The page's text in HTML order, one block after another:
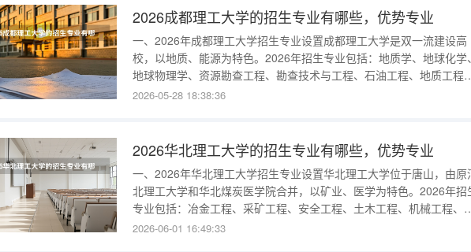
2026成都理工大学的招生专业有哪些，优势专业
一、2026年成都理工大学招生专业设置成都理工大学是双一流建设高
校，以地质、能源为特色。2026年招生专业包括：地质学、地球化学
地球物理学、资源勘查工程、勘查技术与工程、石油工程、地质工程
土木工程、环境工程、地下水科学与工程、测绘工程、遥感科学与技
球”“新能源科学
2026-05-28 18:38:36
2026华北理工大学的招生专业有哪些，优势专业
一、2026年华北理工大学招生专业设置华北理工大学位于唐山，由原
北理工大学和华北煤炭医学院合并，以矿业、医学为特色。2026年招
专业包括：冶金工程、采矿工程、安全工程、土木工程、机械工程、
气工程、计算机科学与技术、临床医学、口腔医学、麻醉学、医学影
2026-06-01 16:49:33